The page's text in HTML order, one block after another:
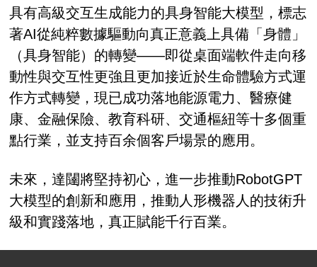
具有高級交互生成能力的具身智能大模型，標志
著AI從純粹數據驅動向真正意義上具備「身體」
（具身智能）的轉變——即從桌面端軟件走向移
動性與交互性更強且更加接近於生命體驗方式運
作方式轉變，現已成功落地能源電力、醫療健
康、金融保險、教育科研、交通樞紐等十多個重
點行業，並支持百余個客戶場景的應用。
未來，達闥將堅持初心，進一步推動RobotGPT
大模型的創新和應用，推動人形機器人的技術升
級和實踐落地，真正賦能千行百業。